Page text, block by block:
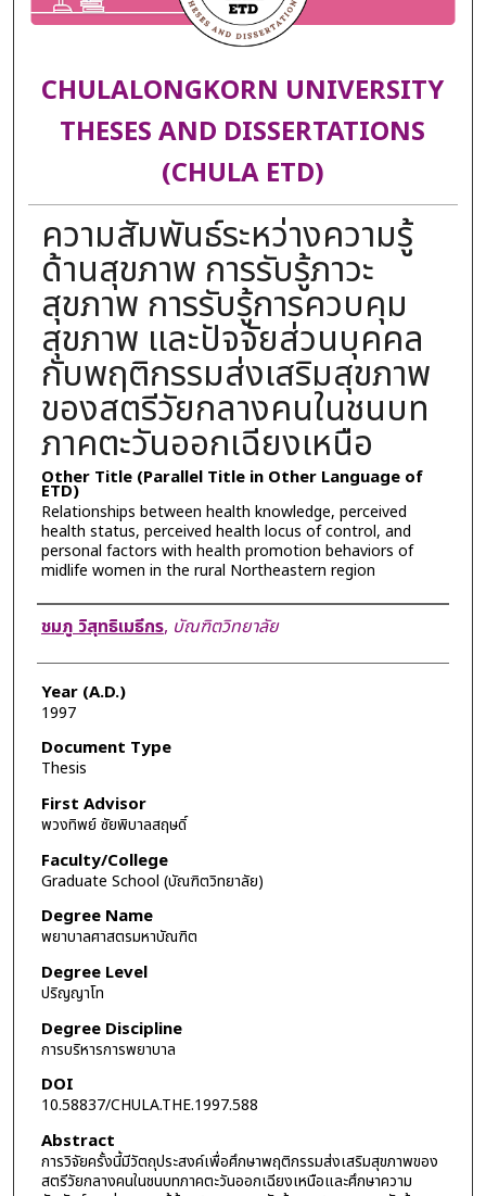
CHULALONGKORN UNIVERSITY
THESES AND DISSERTATIONS
(CHULA ETD)
ความสัมพันธ์ระหว่างความรู้
ด้านสุขภาพ การรับรู้ภาวะ
สุขภาพ การรับรู้การควบคุม
สุขภาพ และปัจจัยส่วนบุคคล
กับพฤติกรรมส่งเสริมสุขภาพ
ของสตรีวัยกลางคนในชนบท
ภาคตะวันออกเฉียงเหนือ
Other Title (Parallel Title in Other Language of
ETD)
Relationships between health knowledge, perceived
health status, perceived health locus of control, and
personal factors with health promotion behaviors of
midlife women in the rural Northeastern region
Author
ชมภู วิสุทธิเมธีกร, บัณฑิตวิทยาลัย
Year (A.D.)
1997
Document Type
Thesis
First Advisor
พวงทิพย์ ซัยพิบาลสฤษดิ์
Faculty/College
Graduate School (บัณฑิตวิทยาลัย)
Degree Name
พยาบาลศาสตรมหาบัณฑิต
Degree Level
ปริญญาโท
Degree Discipline
การบริหารการพยาบาล
DOI
10.58837/CHULA.THE.1997.588
Abstract
การวิจัยครั้งนี้มีวัตถุประสงค์เพื่อศึกษาพฤติกรรมส่งเสริมสุขภาพของ
สตรีวัยกลางคนในชนบทภาคตะวันออกเฉียงเหนือและศึกษาความ